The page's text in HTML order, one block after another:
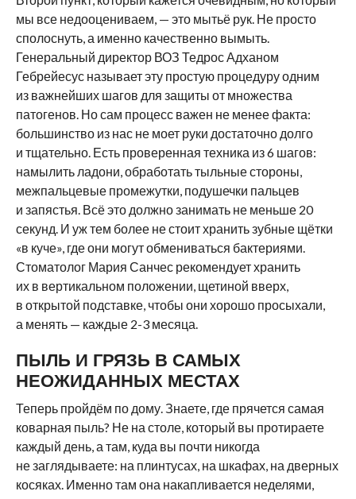
мы все недооцениваем, — это мытьё рук. Не просто
сполоснуть, а именно качественно вымыть.
Генеральный директор ВОЗ Тедрос Адханом
Гебрейесус называет эту простую процедуру одним
из важнейших шагов для защиты от множества
патогенов. Но сам процесс важен не менее факта:
большинство из нас не моет руки достаточно долго
и тщательно. Есть проверенная техника из 6 шагов:
намылить ладони, обработать тыльные стороны,
межпальцевые промежутки, подушечки пальцев
и запястья. Всё это должно занимать не меньше 20
секунд. И уж тем более не стоит хранить зубные щётки
«в куче», где они могут обмениваться бактериями.
Стоматолог Мария Санчес рекомендует хранить
их в вертикальном положении, щетиной вверх,
в открытой подставке, чтобы они хорошо просыхали,
а менять — каждые 2-3 месяца.
ПЫЛЬ И ГРЯЗЬ В САМЫХ
НЕОЖИДАННЫХ МЕСТАХ
Теперь пройдём по дому. Знаете, где прячется самая
коварная пыль? Не на столе, который вы протираете
каждый день, а там, куда вы почти никогда
не заглядываете: на плинтусах, на шкафах, на дверных
косяках. Именно там она накапливается неделями,